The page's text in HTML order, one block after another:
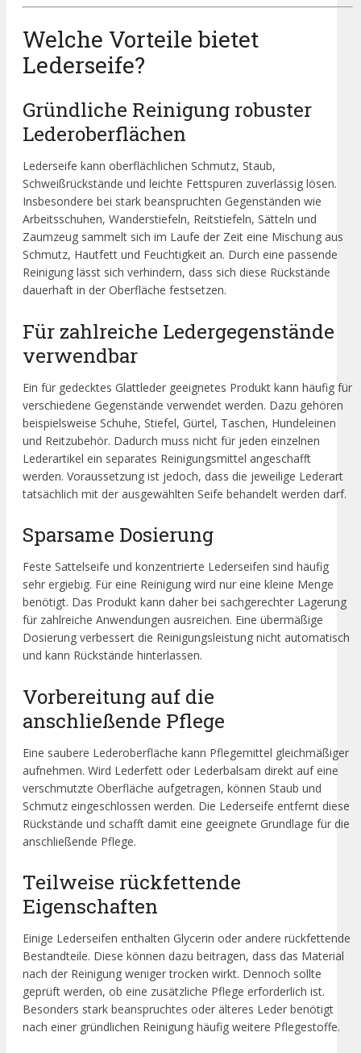
Welche Vorteile bietet
Lederseife?
Gründliche Reinigung robuster
Lederoberflächen
Lederseife kann oberflächlichen Schmutz, Staub,
Schweißrückstände und leichte Fettspuren zuverlässig lösen.
Insbesondere bei stark beanspruchten Gegenständen wie
Arbeitsschuhen, Wanderstiefeln, Reitstiefeln, Sätteln und
Zaumzeug sammelt sich im Laufe der Zeit eine Mischung aus
Schmutz, Hautfett und Feuchtigkeit an. Durch eine passende
Reinigung lässt sich verhindern, dass sich diese Rückstände
dauerhaft in der Oberfläche festsetzen.
Für zahlreiche Ledergegenstände
verwendbar
Ein für gedecktes Glattleder geeignetes Produkt kann häufig für
verschiedene Gegenstände verwendet werden. Dazu gehören
beispielsweise Schuhe, Stiefel, Gürtel, Taschen, Hundeleinen
und Reitzubehör. Dadurch muss nicht für jeden einzelnen
Lederartikel ein separates Reinigungsmittel angeschafft
werden. Voraussetzung ist jedoch, dass die jeweilige Lederart
tatsächlich mit der ausgewählten Seife behandelt werden darf.
Sparsame Dosierung
Feste Sattelseife und konzentrierte Lederseifen sind häufig
sehr ergiebig. Für eine Reinigung wird nur eine kleine Menge
benötigt. Das Produkt kann daher bei sachgerechter Lagerung
für zahlreiche Anwendungen ausreichen. Eine übermäßige
Dosierung verbessert die Reinigungsleistung nicht automatisch
und kann Rückstände hinterlassen.
Vorbereitung auf die
anschließende Pflege
Eine saubere Lederoberfläche kann Pflegemittel gleichmäßiger
aufnehmen. Wird Lederfett oder Lederbalsam direkt auf eine
verschmutzte Oberfläche aufgetragen, können Staub und
Schmutz eingeschlossen werden. Die Lederseife entfernt diese
Rückstände und schafft damit eine geeignete Grundlage für die
anschließende Pflege.
Teilweise rückfettende
Eigenschaften
Einige Lederseifen enthalten Glycerin oder andere rückfettende
Bestandteile. Diese können dazu beitragen, dass das Material
nach der Reinigung weniger trocken wirkt. Dennoch sollte
geprüft werden, ob eine zusätzliche Pflege erforderlich ist.
Besonders stark beanspruchtes oder älteres Leder benötigt
nach einer gründlichen Reinigung häufig weitere Pflegestoffe.